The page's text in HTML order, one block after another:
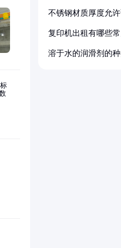
不锈钢材质厚度允
复印机出租有哪些
溶于水的润滑剂的